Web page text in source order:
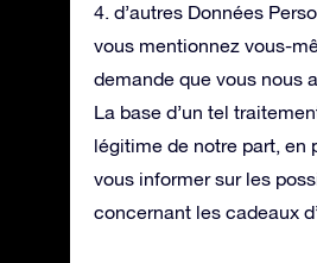
4. d’autres Données
vous mentionnez vous-
demande que vous nous
La base d’un tel
légitime de notre part, en
vous informer sur les
concernant les cadeaux